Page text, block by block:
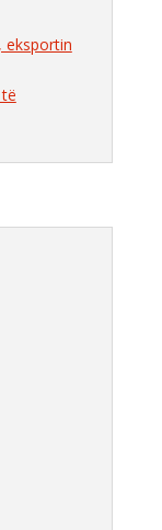
eksportin